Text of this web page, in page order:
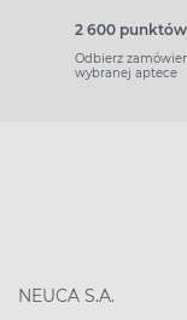
2 600
Odbierz
wybranej aptece
NEUCA S.A.